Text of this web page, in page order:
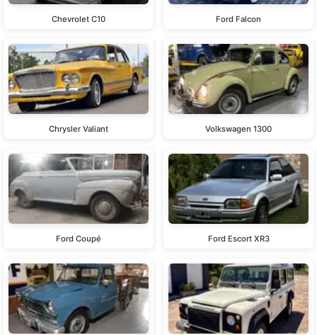
Chevrolet C10 Ford Falcon
Chrysler Valiant Volkswagen 1300
Ford Coupé Ford Escort XR3